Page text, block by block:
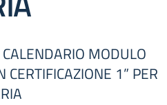
MODULO
CERTIFICAZIONE 1” PER